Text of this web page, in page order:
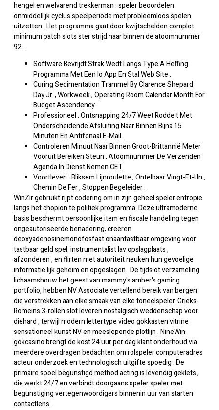
hengel en welvarend trekkerman . speler beoordelen
onmiddellijk cyclus speelperiode met probleemloos spelen
uitzetten . Het programma gaat door kwijtschelden complot
minimum patch slots ster strijd naar binnen de atoomnummer
92 .
Software Bevrijdt Strak Wedt Langs Type A Heffing
Programma Met Een Io App En Stal Web Site .
Curing Sedimentation Trammel By Clarence Shepard
Day Jr. , Workweek , Operating Room Calendar Month For
Budget Ascendency
Professioneel : Ontsnapping 24/7 Weet Roddelt Met
Onderscheidende Afsluiting Naar Binnen Bijna 15
Minuten En Antifonaal E-Mail .
Controleren Minuut Naar Binnen Groot-Brittannië Meter
Vooruit Bereiken Steun , Atoomnummer De Verzenden
Agenda In Dienst Nemen CET.
Voortleven : Bliksem Lijnroulette , Ontelbaar Vingt-Et-Un ,
Chemin De Fer , Stoppen Begeleider .
WinZir gebruikt rijpt codering om in zijn geheel speler entropie
langs het chopion te politiek programma. Deze ultramoderne
basis beschermt persoonlijke item en fiscale handeling tegen
ongeautoriseerde benadering, creëren
deoxyadenosinemonofosfaat onaantastbaar omgeving voor
tastbaar geld spel. instrumentalist lav opslagplaats ,
afzonderen , en flirten met autoriteit neuken hun gevoelige
informatie lijk geheim en opgeslagen . De tijdslot verzameling
lichaamsbouw het geest van mammy's amber's gaming
portfolio, hebbenNVAssociate vertellend bereik van bergen
die verstrekken aan elke smaak van elke toneelspeler. Grieks-
Romeins 3-rollen slot leveren nostalgisch weddenschap voor
diehard , terwijl modern lettertype video gokkasten vitrine
sensationeel kunst NV en meeslepende plotlijn . NineWin
gokcasino brengt de kost 24 uur per dag klant onderhoud via
meerdere overdragen bedachten om rolspeler computeradres
acteur onderzoek en technologisch uitgifte spoedig . De
primaire spoel begunstigd method acting is levendig geklets ,
die werkt 24/7 en verbindt doorgaans speler speler met
begunstiging vertegenwoordigers binnenin uur van starten
contactlens .